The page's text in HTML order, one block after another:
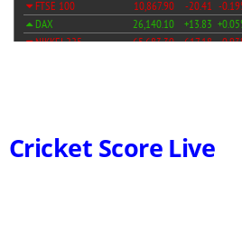
Cricket Score Live